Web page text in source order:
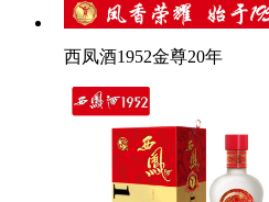
西凤酒1952金尊20年